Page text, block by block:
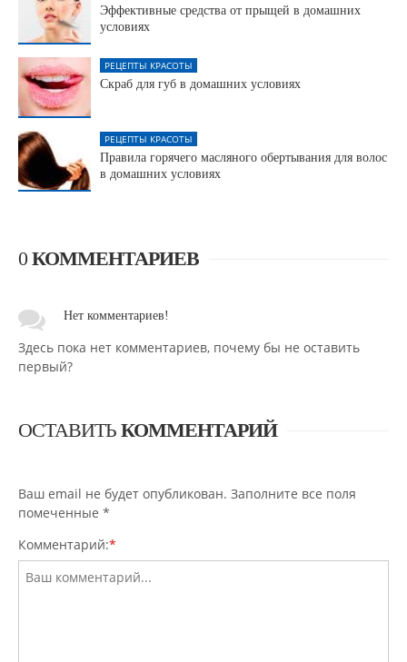
Эффективные средства от прыщей в домашних
условиях
РЕЦЕПТЫ КРАСОТЫ
Скраб для губ в домашних условиях
РЕЦЕПТЫ КРАСОТЫ
Правила горячего масляного обертывания для волос
в домашних условиях
0КОММЕНТАРИЕВ
Нет комментариев!
Здесь пока нет комментариев, почему бы не оставить
первый?
ОСТАВИТЬ КОММЕНТАРИЙ
Ваш email не будет опубликован. Заполните все поля
помеченные *
Комментарий:*